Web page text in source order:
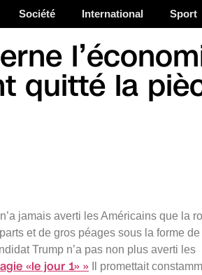
Société International Sport
quitté la
jamais averti les Américains que la
et de gros péages sous la forme de
Trump n’a pas non plus averti les
«le jour 1» » Il promettait